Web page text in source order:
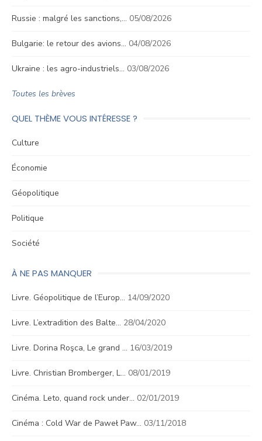
Russie : malgré les sanctions,… 05/08/2026
Bulgarie: le retour des avions… 04/08/2026
Ukraine : les agro-industriels… 03/08/2026
Toutes les brèves
QUEL THÈME VOUS INTÉRESSE ?
Culture
Économie
Géopolitique
Politique
Société
À NE PAS MANQUER
Livre. Géopolitique de l’Europ… 14/09/2020
Livre. L’extradition des Balte… 28/04/2020
Livre. Dorina Roşca, Le grand … 16/03/2019
Livre. Christian Bromberger, L… 08/01/2019
Cinéma. Leto, quand rock under… 02/01/2019
Cinéma : Cold War de Paweł Paw… 03/11/2018